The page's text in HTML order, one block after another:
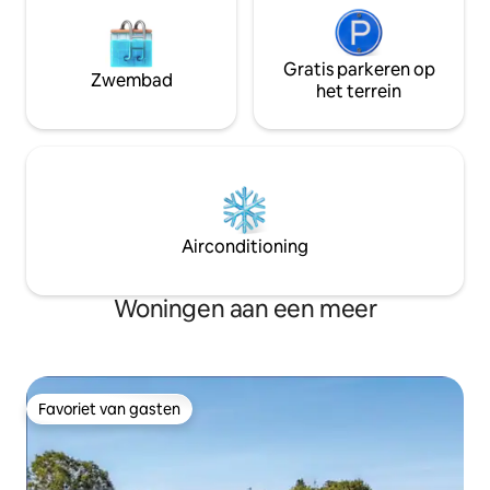
Zwembad
Gratis parkeren op
het terrein
Airconditioning
Woningen aan een meer
Favoriet van gasten
Favoriet van gasten